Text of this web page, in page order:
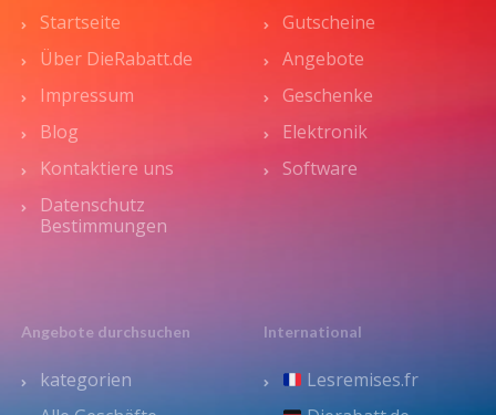
Startseite
Über DieRabatt.de
Impressum
Blog
Kontaktiere uns
Datenschutz
Bestimmungen
Gutscheine
Angebote
Geschenke
Elektronik
Software
Angebote durchsuchen
kategorien
International
Lesremises.fr